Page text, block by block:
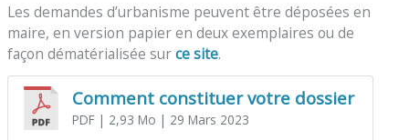
Les demandes d’urbanisme peuvent être déposées en
maire, en version papier en deux exemplaires ou de
façon dématérialisée surce site.
Comment constituer votre dossier
PDF| 2,93 Mo | 29 Mars 2023